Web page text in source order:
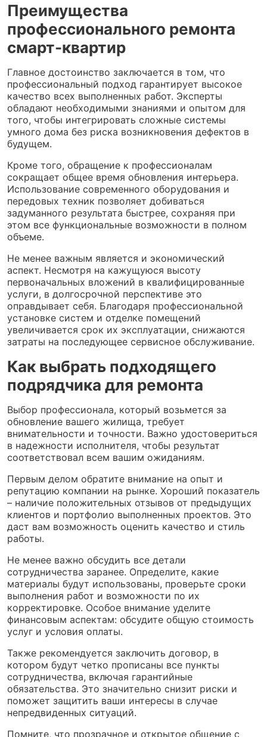
Преимущества
профессионального ремонта
смарт-квартир
Главное достоинство заключается в том, что
профессиональный подход гарантирует высокое
качество всех выполненных работ. Эксперты
обладают необходимыми знаниями и опытом для
того, чтобы интегрировать сложные системы
умного дома без риска возникновения дефектов в
будущем.
Кроме того, обращение к профессионалам
сокращает общее время обновления интерьера.
Использование современного оборудования и
передовых техник позволяет добиваться
задуманного результата быстрее, сохраняя при
этом все функциональные возможности в полном
объеме.
Не менее важным является и экономический
аспект. Несмотря на кажущуюся высоту
первоначальных вложений в квалифицированные
услуги, в долгосрочной перспективе это
оправдывает себя. Благодаря профессиональной
установке систем и отделке помещений
увеличивается срок их эксплуатации, снижаются
затраты на последующее сервисное обслуживание.
Как выбрать подходящего
подрядчика для ремонта
Выбор профессионала, который возьмется за
обновление вашего жилища, требует
внимательности и точности. Важно удостовериться
в надежности исполнителя, чтобы результат
соответствовал всем вашим ожиданиям.
Первым делом обратите внимание на опыт и
репутацию компании на рынке. Хороший показатель
– наличие положительных отзывов от предыдущих
клиентов и портфолио выполненных проектов. Это
даст вам возможность оценить качество и стиль
работы.
Не менее важно обсудить все детали
сотрудничества заранее. Определите, какие
материалы будут использованы, проверьте сроки
выполнения работ и возможности по их
корректировке. Особое внимание уделите
финансовым аспектам: обсудите общую стоимость
услуг и условия оплаты.
Также рекомендуется заключить договор, в
котором будут четко прописаны все пункты
сотрудничества, включая гарантийные
обязательства. Это значительно снизит риски и
поможет защитить ваши интересы в случае
непредвиденных ситуаций.
Помните, что прозрачное и открытое общение с